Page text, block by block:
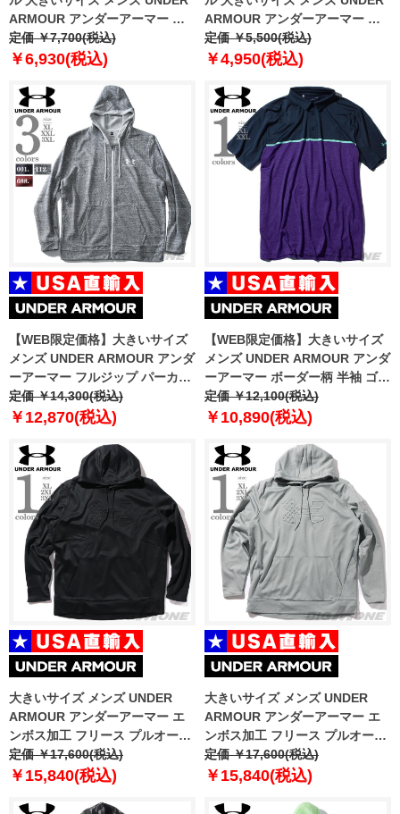
ARMOUR アンダーアーマー ロ
ゴ プリント 半袖 Tシャツ USA直
輸入 um5104
定価 ￥7,700(税込)
￥6,930(税込)
ARMOUR アンダーアーマー 半
袖 Tシャツ USA直輸入 1326799
定価 ￥5,500(税込)
￥4,950(税込)
【WEB限定価格】大きいサイズ
メンズ UNDER ARMOUR アンダ
ーアーマー フルジップ パーカー
USA直輸入 1345776
定価 ￥14,300(税込)
￥12,870(税込)
【WEB限定価格】大きいサイズ
メンズ UNDER ARMOUR アンダ
ーアーマー ボーダー柄 半袖 ゴル
フ ポロシャツ USA直輸入
um0833
定価 ￥12,100(税込)
￥10,890(税込)
大きいサイズ メンズ UNDER
ARMOUR アンダーアーマー エ
ンボス加工 フリース プルオーバ
ー パーカー USA直輸入
6004092-001
定価 ￥17,600(税込)
￥15,840(税込)
大きいサイズ メンズ UNDER
ARMOUR アンダーアーマー エ
ンボス加工 フリース プルオーバ
ー パーカー USA直輸入
6004092-035
定価 ￥17,600(税込)
￥15,840(税込)